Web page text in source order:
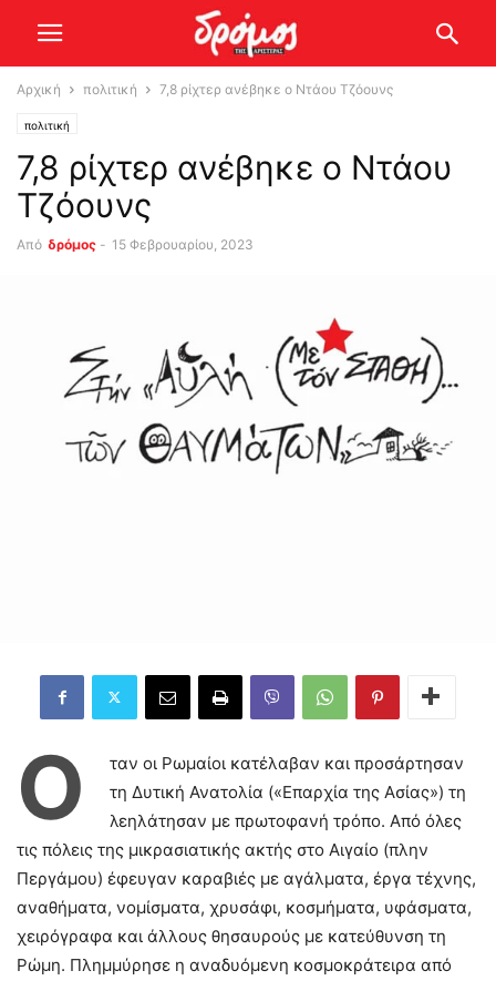
Αρχική πολιτική 7,8 ρίχτερ ανέβηκε ο Ντάου Τζόουνς
πολιτική
7,8 ρίχτερ ανέβηκε ο Ντάου
Τζόουνς
Από δρόμος - 15 Φεβρουαρίου, 2023
Ό
ταν οι Ρωμαίοι κατέλαβαν και προσάρτησαν
τη Δυτική Ανατολία («Επαρχία της Ασίας») τη
λεηλάτησαν με πρωτοφανή τρόπο. Από όλες
τις πόλεις της μικρασιατικής ακτής στο Αιγαίο (πλην
Περγάμου) έφευγαν καραβιές με αγάλματα, έργα τέχνης,
αναθήματα, νομίσματα, χρυσάφι, κοσμήματα, υφάσματα,
χειρόγραφα και άλλους θησαυρούς με κατεύθυνση τη
Ρώμη. Πλημμύρησε η αναδυόμενη κοσμοκράτειρα από